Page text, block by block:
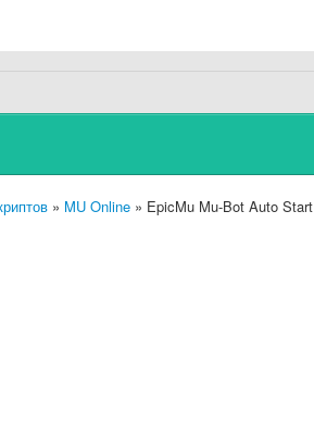
» MU Online » EpicMu Mu-Bot Auto Start